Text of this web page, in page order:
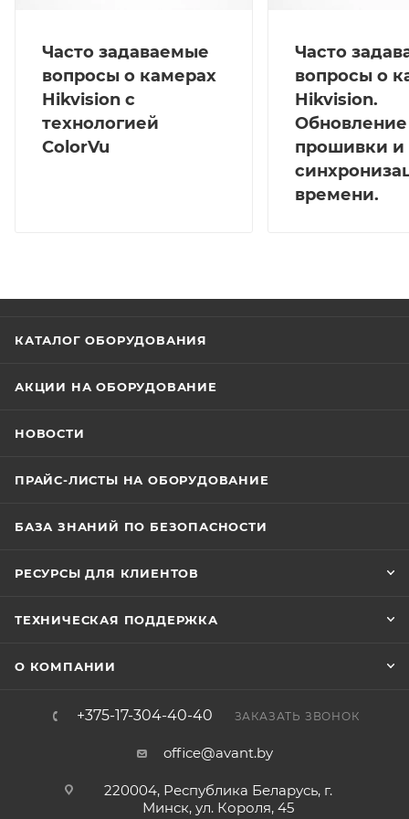
Часто задаваемые
вопросы о камерах
Hikvision с
технологией
ColorVu
Часто
вопросы о
Hikvision.
Обновление
прошивки и
времени.
КАТАЛОГ ОБОРУДОВАНИЯ
АКЦИИ НА ОБОРУДОВАНИЕ
НОВОСТИ
ПРАЙС-ЛИСТЫ НА ОБОРУДОВАНИЕ
БАЗА ЗНАНИЙ ПО БЕЗОПАСНОСТИ
РЕСУРСЫ ДЛЯ КЛИЕНТОВ
ТЕХНИЧЕСКАЯ ПОДДЕРЖКА
О КОМПАНИИ
+375-17-304-40-40 ЗАКАЗАТЬ ЗВОНОК
office@avant.by
220004, Республика Беларусь, г.
Минск, ул. Короля, 45